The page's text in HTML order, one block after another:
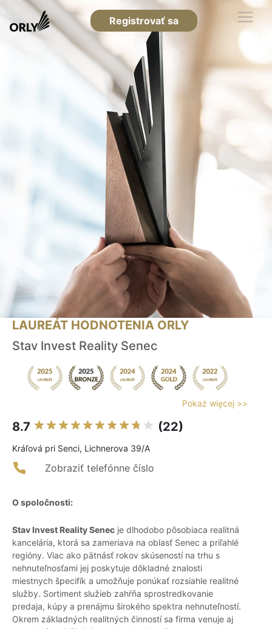
Registrovať sa
LAUREÁT HODNOTENIA ORLY
Stav Invest Reality Senec
Pokaż więcej >>
8.7 (22)
Kráľová pri Senci, Lichnerova 39/A
Zobraziť telefónne číslo
O spoločnosti:
Stav Invest Reality Senec je dlhodobo pôsobiaca realitná
kancelária, ktorá sa zameriava na oblasť Senec a priľahlé
regióny. Viac ako pätnásť rokov skúseností na trhu s
nehnuteľnosťami jej poskytuje dôkladné znalosti
miestnych špecifík a umožňuje ponúkať rozsiahle realitné
služby. Sortiment služieb zahŕňa sprostredkovanie
predaja, kúpy a prenájmu širokého spektra nehnuteľností.
Okrem základných realitných činností sa firma venuje aj